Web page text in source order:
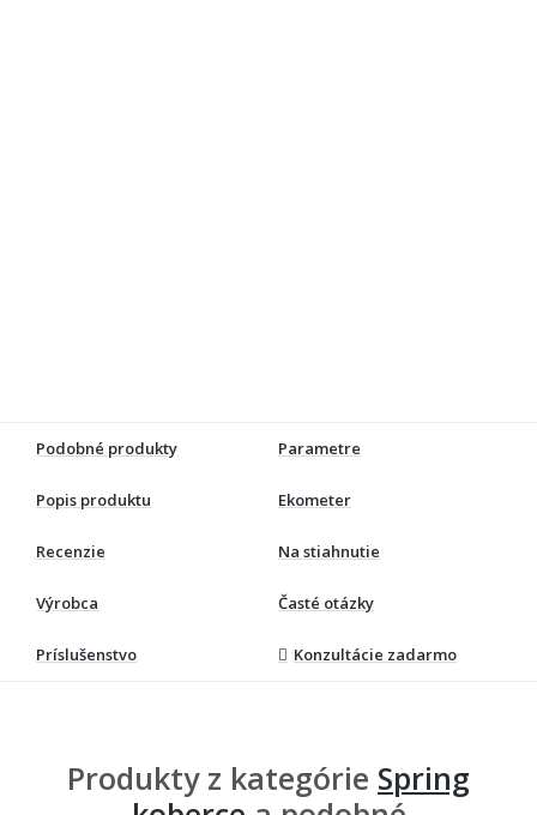
Podobné produkty Parametre
Popis produktu Ekometer
Recenzie Na stiahnutie
Výrobca Časté otázky
Príslušenstvo Konzultácie zadarmo
Produkty z kategórie Spring